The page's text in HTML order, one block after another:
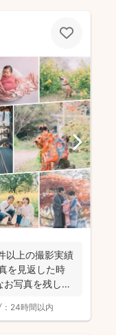
以上の撮影実績
を見返した時
お写真を残し
24時間以内